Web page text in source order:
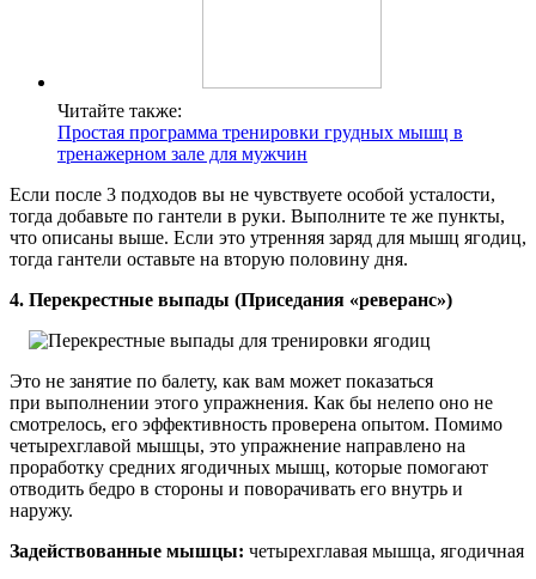
Читайте также:
Простая программа тренировки грудных мышц в
тренажерном зале для мужчин
Если после 3 подходов вы не чувствуете особой усталости,
тогда добавьте по гантели в руки. Выполните те же пункты,
что описаны выше. Если это утренняя заряд для мышц ягодиц,
тогда гантели оставьте на вторую половину дня.
4. Перекрестные выпады (Приседания «реверанс»)
Это не занятие по балету, как вам может показаться
при выполнении этого упражнения. Как бы нелепо оно не
смотрелось, его эффективность проверена опытом. Помимо
четырехглавой мышцы, это упражнение направлено на
проработку средних ягодичных мышц, которые помогают
отводить бедро в стороны и поворачивать его внутрь и
наружу.
Задействованные мышцы: четырехглавая мышца, ягодичная